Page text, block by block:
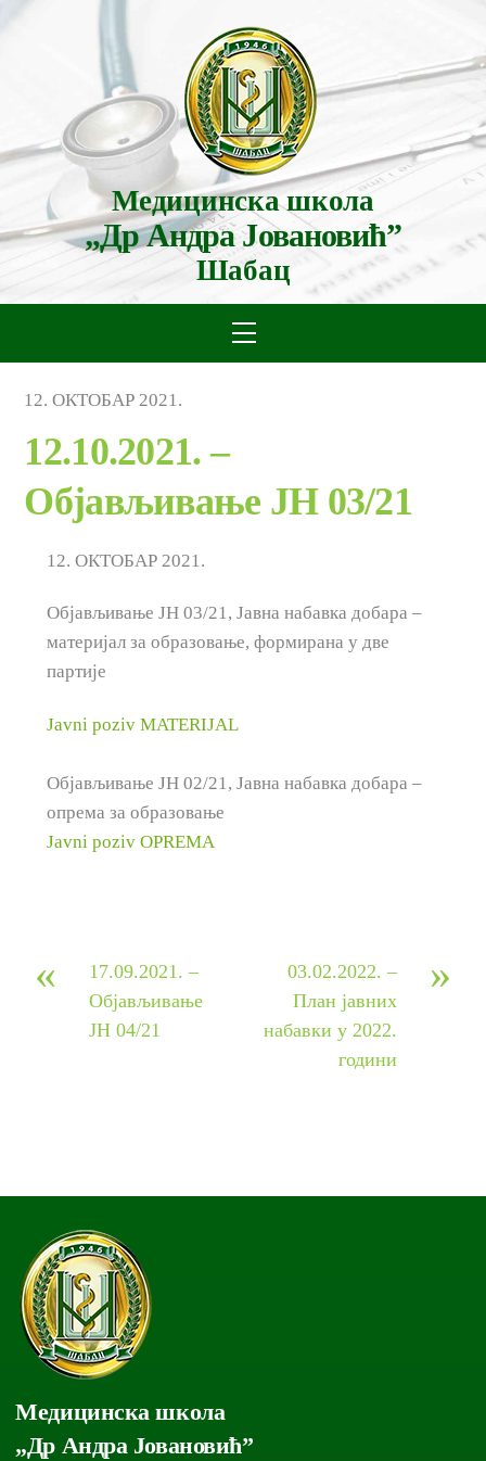
Медицинска школа
„Др Андра Јовановић”
Шабац
Menu
12.ОКТОБАР 2021 .
12.10.2021. –
Објављивање ЈН 03/21
12. ОКТОБАР 2021.
Објављивање ЈН 03/21, Јавна набавка добара –
материјал за образовање, формирана у две
партије
Javni poziv MATERIJAL
Објављивање ЈН 02/21, Јавна набавка добара –
опрема за образовање
Javni poziv OPREMA
«
17.09.2021. –
Објављивање
ЈН 04/21
»
03.02.2022. –
План јавних
набавки у 2022.
години
Медицинска школа
„Др Андра Јовановић”